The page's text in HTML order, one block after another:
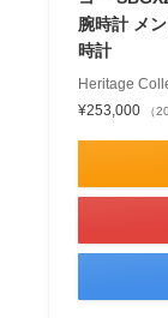
腕時計 メ
時計
Heritage
¥253,000
（